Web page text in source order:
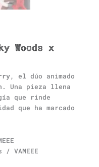
Woods x
, el dúo animado
Una pieza llena
que rinde
que ha marcado
/ VAMEEE